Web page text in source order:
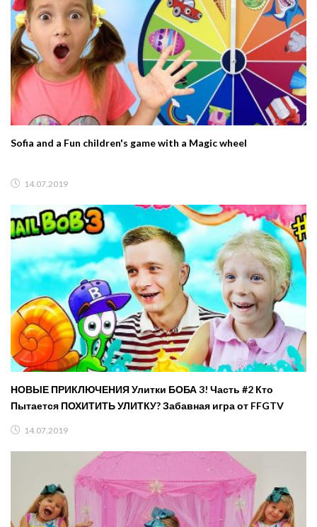
Sofia and a Fun children's game with a Magic wheel
14.07.2019
НОВЫЕ ПРИКЛЮЧЕНИЯ Улитки БОБА 3! Часть #2 Кто
Пытается ПОХИТИТЬ УЛИТКУ? Забавная игра от FFGTV
14.07.2019